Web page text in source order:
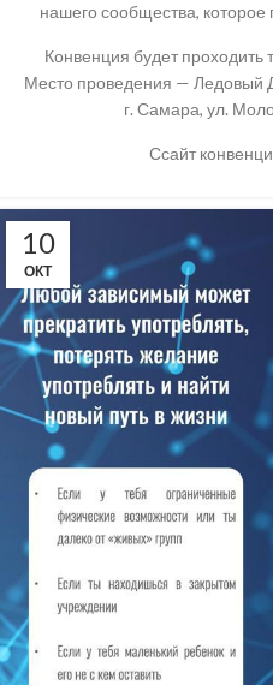
нашего сообщества, которое
Конвенция будет проходить
Место проведения — Ледовый
г. Самара, ул.
Ссайт
10
ОКТ